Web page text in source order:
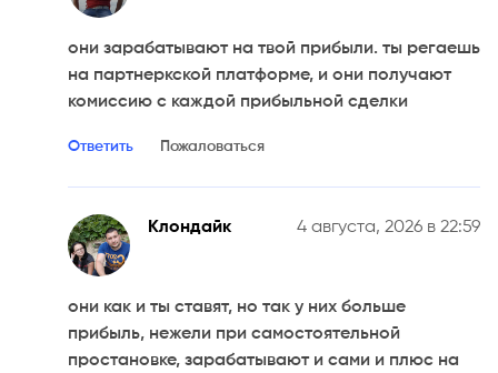
они зарабатывают на твой прибыли. ты регаешь
на партнеркской платформе, и они получают
комиссию с каждой прибыльной сделки
Ответить Пожаловаться
Клондайк 4 августа, 2026 в 22:59
они как и ты ставят, но так у них больше
прибыль, нежели при самостоятельной
простановке, зарабатывают и сами и плюс на